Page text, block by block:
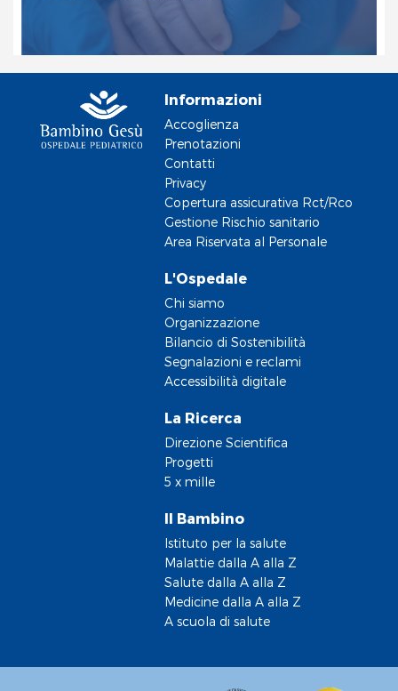
Informazioni
Accoglienza
Prenotazioni
Contatti
Privacy
Copertura assicurativa Rct/Rco
Gestione Rischio sanitario
Area Riservata al Personale
L'Ospedale
Chi siamo
Organizzazione
Bilancio di Sostenibilità
Segnalazioni e reclami
Accessibilità digitale
La Ricerca
Direzione Scientifica
Progetti
5 x mille
Il Bambino
Istituto per la salute
Malattie dalla A alla Z
Salute dalla A alla Z
Medicine dalla A alla Z
A scuola di salute